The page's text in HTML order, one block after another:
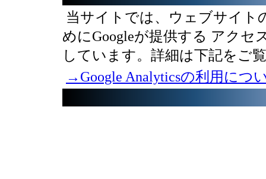
当サイトでは、ウェブサイト
めにGoogleが提供する アクセ
しています。詳細は下記をご
→Google Analyticsの利用につ